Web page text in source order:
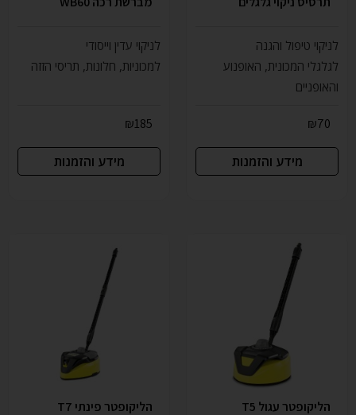
לניקוי טיפול והגנה
לגלגלי המכונית, האופנוע
והאופניים
₪70
מידע והזמנות
לניקוי עדין וייסודי
למכוניות, חלונות, תריסי הזזה
₪185
מידע והזמנות
הליקופטר עגול T5 הליקופטר פינתי T7